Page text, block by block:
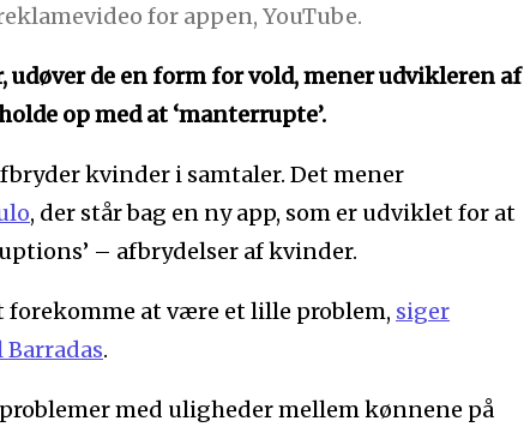
for appen, YouTube.
de en form for vold, mener udvikleren
op med at ‘manterrupte’.
kvinder i samtaler. Det mener
, der står bag en ny app, som er udviklet for at
– afbrydelser af kvinder.
forekomme at være et lille problem, siger
Barradas.
med uligheder mellem kønnene på